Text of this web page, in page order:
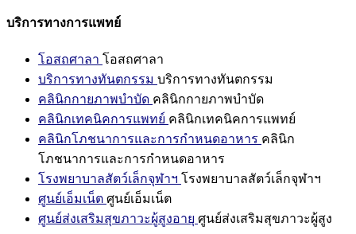
บริการทางการแพทย์
โอสถศาลา โอสถศาลา
บริการทางทันตกรรม บริการทางทันตกรรม
คลินิกกายภาพบำบัด คลินิกกายภาพบำบัด
คลินิกเทคนิคการแพทย์ คลินิกเทคนิคการแพทย์
คลินิกโภชนาการและการกำหนดอาหาร คลินิก
โภชนาการและการกำหนดอาหาร
โรงพยาบาลสัตว์เล็กจุฬาฯ โรงพยาบาลสัตว์เล็กจุฬาฯ
ศูนย์เอ็มเน็ต ศูนย์เอ็มเน็ต
ศูนย์ส่งเสริมสุขภาวะผู้สูงอายุ ศูนย์ส่งเสริมสุขภาวะผู้สูง